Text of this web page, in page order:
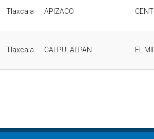
Tlaxcala APIZACO
Tlaxcala CALPULALPAN EL